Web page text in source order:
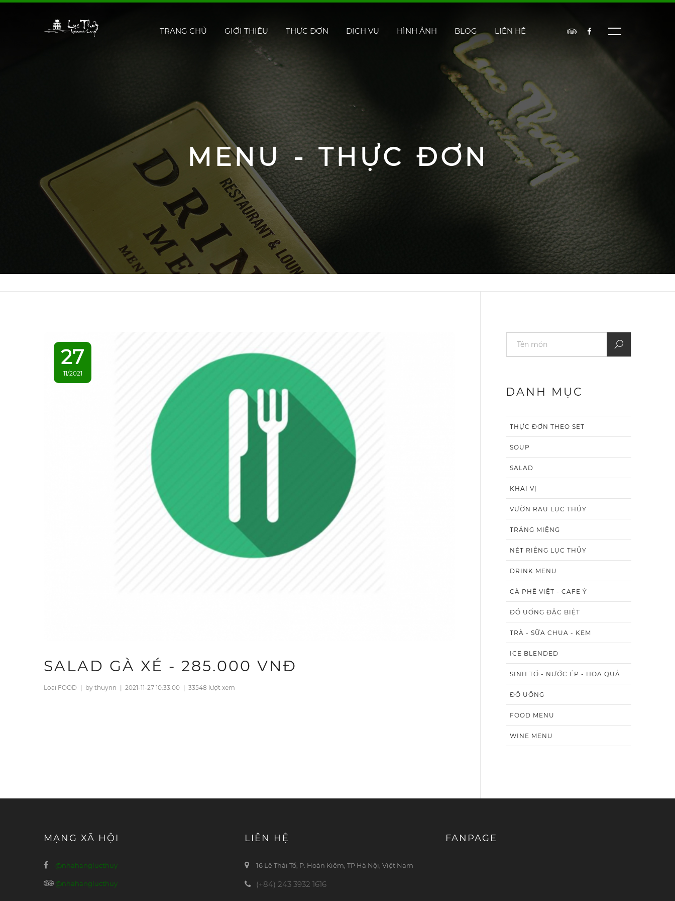
TRANG CHỦ GIỚI THIỆU THỰC ĐƠN DỊCH VỤ HÌNH ẢNH BLOG LIÊN HỆ
MENU - THỰC ĐƠN
27
11/2021
SALAD GÀ XÉ - 285.000 VNĐ
Loại FOOD by thuynn 2021-11-27 10:33:00 33548 lượt xem
DANH MỤC
THỰC ĐƠN THEO SET
SOUP
SALAD
KHAI VỊ
VƯỜN RAU LỤC THỦY
TRÁNG MIỆNG
NÉT RIÊNG LỤC THỦY
DRINK MENU
CÀ PHÊ VIỆT - CAFE Ý
ĐỒ UỐNG ĐẶC BIỆT
TRÀ - SỮA CHUA - KEM
ICE BLENDED
SINH TỐ - NƯỚC ÉP - HOA QUẢ
ĐỒ UỐNG
FOOD MENU
WINE MENU
MẠNG XÃ HỘI
@nhahanglucthuy
@nhahanglucthuy
LIÊN HỆ
16 Lê Thái Tổ, P. Hoàn Kiếm, TP Hà Nội, Việt Nam
(+84) 243 3932 1616
FANPAGE